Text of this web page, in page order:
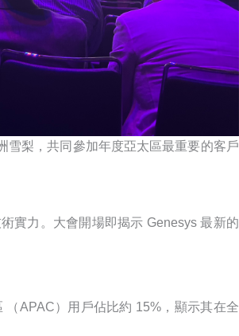
雪梨，共同參加年度亞太區最重要的客戶
實力。大會開場即揭示 Genesys 最新的
APAC）用戶佔比約 15%，顯示其在全